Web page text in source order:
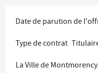
Date de parution de
Type de contrat
La Ville de